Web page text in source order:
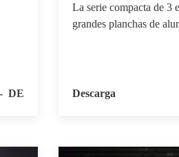
DE
La serie compacta de 3
grandes planchas de
Descarga